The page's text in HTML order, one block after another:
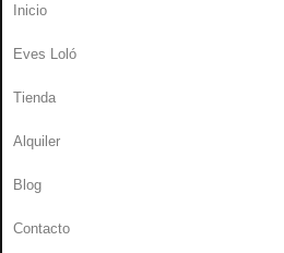
Inicio
Eves Loló
Tienda
Alquiler
Blog
Contacto